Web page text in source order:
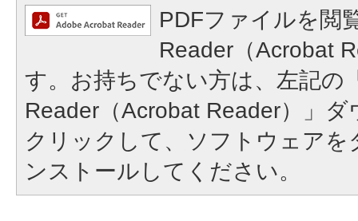
PDFファイルを閲
Reader（Acrobat
す。お持ちでない方は、左記の
Reader（Acrobat Reader）」
クリックして、ソフトウェア
ンストールしてください。